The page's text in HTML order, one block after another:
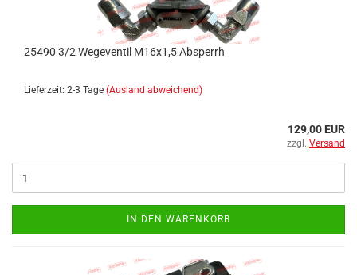
25490 3/2 Wegeventil M16x1,5 Absperrh
Lieferzeit: 2-3 Tage (Ausland abweichend)
129,00 EUR
zzgl. Versand
IN DEN WARENKORB